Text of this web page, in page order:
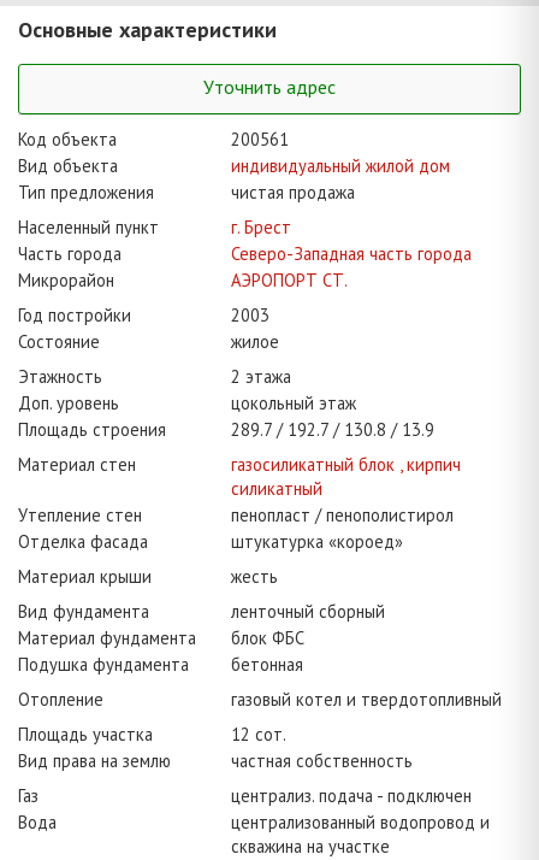
Основные характеристики
Уточнить адрес
Код объекта
200561
Вид объекта
индивидуальный жилой дом
Тип предложения
чистая продажа
Населенный пункт
г. Брест
Часть города
Северо-Западная часть города
Микрорайон
АЭРОПОРТ СТ.
Год постройки
2003
Состояние
жилое
Этажность
2 этажа
Доп. уровень
цокольный этаж
Площадь строения
289.7 192.7 130.8
13.9
Материал стен
газосиликатный блок , кирпич
силикатный
Утепление стен
пенопласт / пенополистирол
Отделка фасада
штукатурка «короед»
Материал крыши
жесть
Вид фундамента
ленточный сборный
Материал фундамента
блок ФБС
Подушка фундамента
бетонная
Отопление
газовый котел и твердотопливный
Площадь участка
12 сот.
Вид права на землю
частная собственность
Газ
централиз. подача - подключен
Вода
централизованный водопровод и
скважина на участке